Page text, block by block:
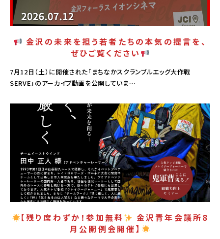
金沢の未来を担う若者たちの本気の提言を、
ぜひご覧ください
7月12日（土）に開催された「まちなかスクランブルエッグ大作戦
SERVE」のアーカイブ動画を公開していま…
PICK UP
【残り席わずか！参加無料
金沢青年会議所8
月公開例会開催】